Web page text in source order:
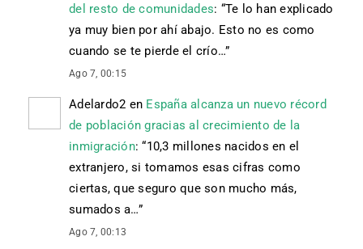
del resto de comunidades: “Te lo han explicado
ya muy bien por ahí abajo. Esto no es como
cuando se te pierde el crío…”
Ago 7, 00:15
Adelardo2 en España alcanza un nuevo récord
de población gracias al crecimiento de la
inmigración: “10,3 millones nacidos en el
extranjero, si tomamos esas cifras como
ciertas, que seguro que son mucho más,
sumados a…”
Ago 7, 00:13